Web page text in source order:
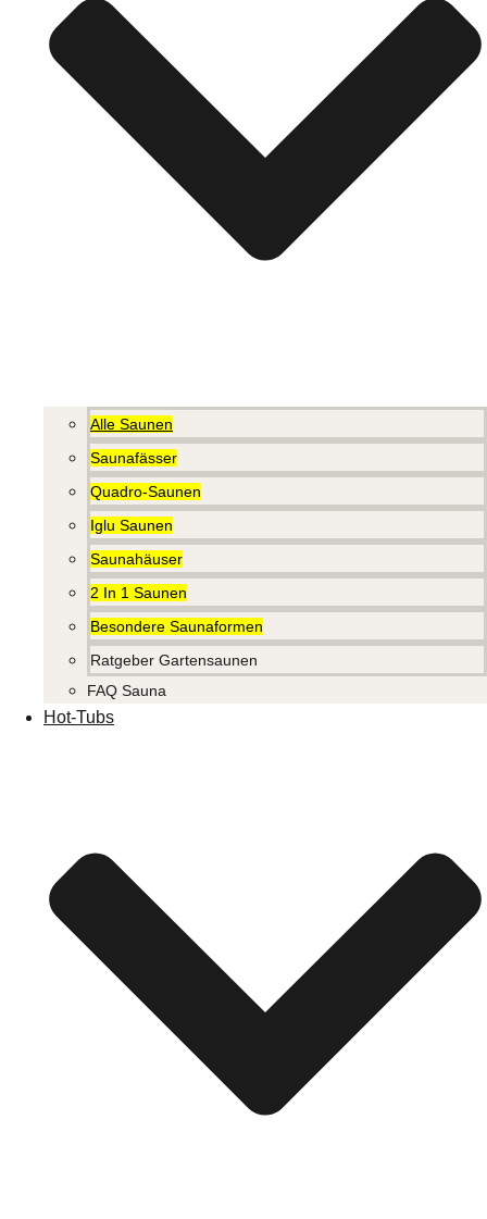
Alle Saunen
Saunafässer
Quadro-Saunen
Iglu Saunen
Saunahäuser
2 In 1 Saunen
Besondere Saunaformen
Ratgeber Gartensaunen
FAQ Sauna
Hot-Tubs